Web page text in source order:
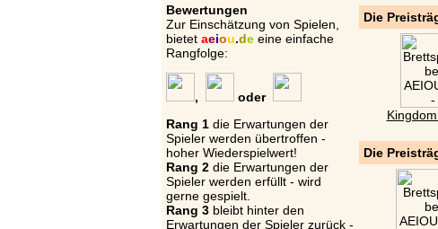
Bewertungen
Zur Einschätzung von Spielen,
bietet aeiou.de eine einfache
Rangfolge:
,
oder
Rang 1 die Erwartungen der
Spieler werden übertroffen -
hoher Wiederspielwert!
Rang 2 die Erwartungen der
Spieler werden erfüllt - wird
gerne gespielt.
Rang 3 bleibt hinter den
Erwartungen der Spieler zurück -
Die
Die